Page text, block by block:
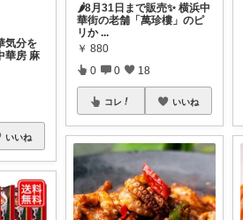
気分を
華房 麻
いいね
🌶️8月31日まで販売✨ 横浜中
華街の老舗「萬珍樓」のピ
リか ...
￥ 880
0 0 18
コレ いいね